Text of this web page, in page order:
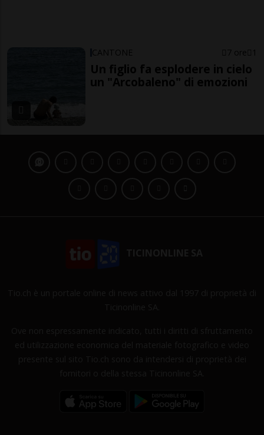
CANTONE 7 ore 1
Un figlio fa esplodere in cielo
un "Arcobaleno" di emozioni